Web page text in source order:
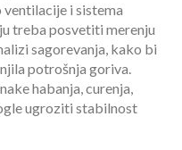
i sistema
treba posvetiti merenju
sagorevanja, kako bi
potrošnja goriva.
habanja, curenja,
ugroziti stabilnost